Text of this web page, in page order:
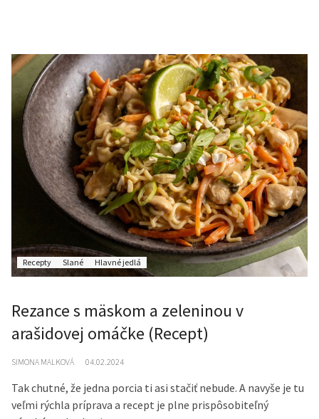
Recepty Slané Hlavné jedlá
Rezance s mäskom a zeleninou v
arašidovej omáčke (Recept)
SIMONA MALKOVÁ 04.02.2024
Tak chutné, že jedna porcia ti asi stačiť nebude. A navyše je tu
veľmi rýchla príprava a recept je plne prispôsobiteľný